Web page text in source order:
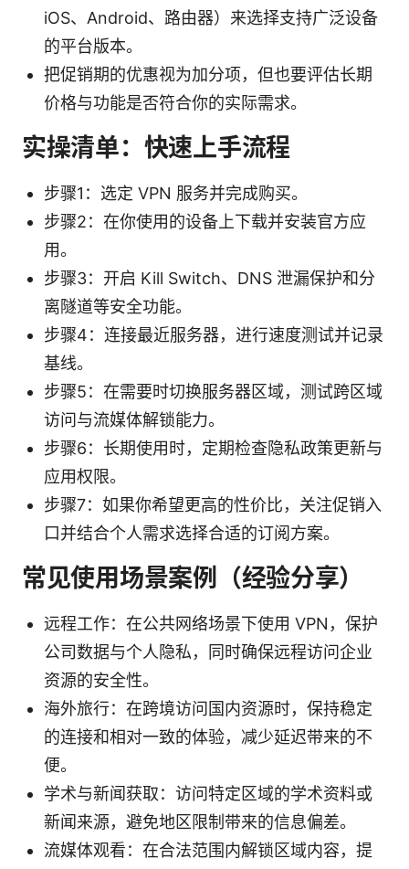
iOS、Android、路由器）来选择支持广泛设备
的平台版本。
把促销期的优惠视为加分项，但也要评估长期
价格与功能是否符合你的实际需求。
实操清单：快速上手流程
步骤1：选定 VPN 服务并完成购买。
步骤2：在你使用的设备上下载并安装官方应
用。
步骤3：开启 Kill Switch、DNS 泄漏保护和分
离隧道等安全功能。
步骤4：连接最近服务器，进行速度测试并记录
基线。
步骤5：在需要时切换服务器区域，测试跨区域
访问与流媒体解锁能力。
步骤6：长期使用时，定期检查隐私政策更新与
应用权限。
步骤7：如果你希望更高的性价比，关注促销入
口并结合个人需求选择合适的订阅方案。
常见使用场景案例（经验分享）
远程工作：在公共网络场景下使用 VPN，保护
公司数据与个人隐私，同时确保远程访问企业
资源的安全性。
海外旅行：在跨境访问国内资源时，保持稳定
的连接和相对一致的体验，减少延迟带来的不
便。
学术与新闻获取：访问特定区域的学术资料或
新闻来源，避免地区限制带来的信息偏差。
流媒体观看：在合法范围内解锁区域内容，提